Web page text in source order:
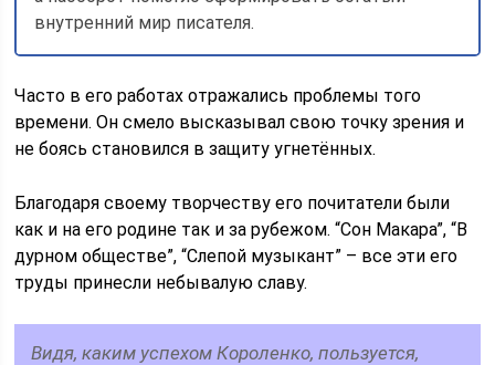
внутренний мир писателя.
Часто в его работах отражались проблемы того
времени. Он смело высказывал свою точку зрения и
не боясь становился в защиту угнетённых.
Благодаря своему творчеству его почитатели были
как и на его родине так и за рубежом. “Сон Макара”, “В
дурном обществе”, “Слепой музыкант” – все эти его
труды принесли небывалую славу.
Видя, каким успехом Короленко, пользуется,